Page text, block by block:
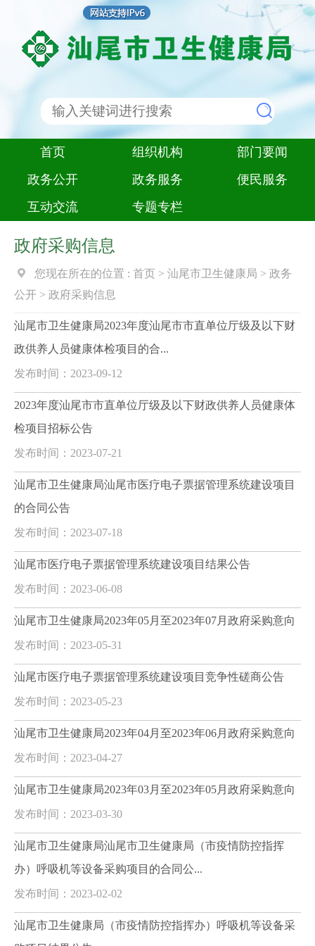
首页 组织机构
部门要闻
政务公开
政务服务
便民服务
互动交流
专题专栏
政府采购信息
您现在所在的位置 : 首页 > 汕尾市卫生健康局 > 政务
公开 > 政府采购信息
汕尾市卫生健康局2023年度汕尾市市直单位厅级及以下财
政供养人员健康体检项目的合...
发布时间：2023-09-12
2023年度汕尾市市直单位厅级及以下财政供养人员健康体
检项目招标公告
发布时间：2023-07-21
汕尾市卫生健康局汕尾市医疗电子票据管理系统建设项目
的合同公告
发布时间：2023-07-18
汕尾市医疗电子票据管理系统建设项目结果公告
发布时间：2023-06-08
汕尾市卫生健康局2023年05月至2023年07月政府采购意向
发布时间：2023-05-31
汕尾市医疗电子票据管理系统建设项目竞争性磋商公告
发布时间：2023-05-23
汕尾市卫生健康局2023年04月至2023年06月政府采购意向
发布时间：2023-04-27
汕尾市卫生健康局2023年03月至2023年05月政府采购意向
发布时间：2023-03-30
汕尾市卫生健康局汕尾市卫生健康局（市疫情防控指挥
办）呼吸机等设备采购项目的合同公...
发布时间：2023-02-02
汕尾市卫生健康局（市疫情防控指挥办）呼吸机等设备采